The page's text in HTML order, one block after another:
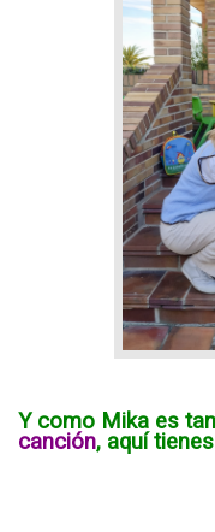
Y como Mika es
canción, aquí